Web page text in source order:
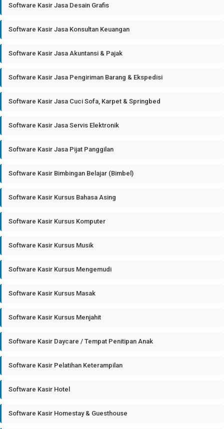
Software Kasir Jasa Desain Grafis
Software Kasir Jasa Konsultan Keuangan
Software Kasir Jasa Akuntansi & Pajak
Software Kasir Jasa Pengiriman Barang & Ekspedisi
Software Kasir Jasa Cuci Sofa, Karpet & Springbed
Software Kasir Jasa Servis Elektronik
Software Kasir Jasa Pijat Panggilan
Software Kasir Bimbingan Belajar (Bimbel)
Software Kasir Kursus Bahasa Asing
Software Kasir Kursus Komputer
Software Kasir Kursus Musik
Software Kasir Kursus Mengemudi
Software Kasir Kursus Masak
Software Kasir Kursus Menjahit
Software Kasir Daycare / Tempat Penitipan Anak
Software Kasir Pelatihan Keterampilan
Software Kasir Hotel
Software Kasir Homestay & Guesthouse